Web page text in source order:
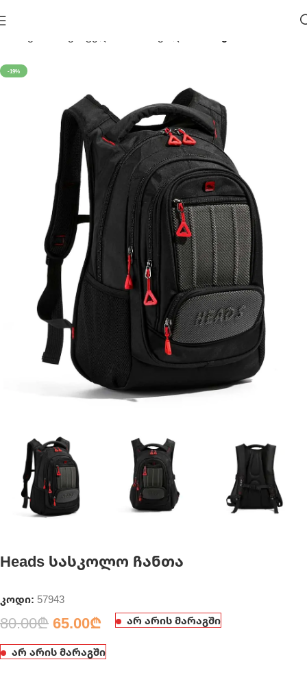
-19%
Heads სასკოლო ჩანთა
კოდი: 57943
80.00₾ 65.00₾ არ არის მარაგში
არ არის მარაგში